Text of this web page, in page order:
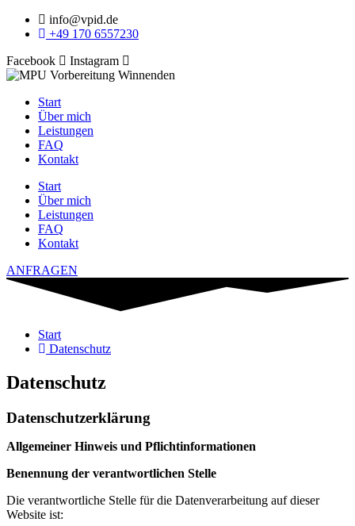
info@vpid.de
+49 170 6557230
Facebook
Instagram
Start
Über mich
Leistungen
FAQ
Kontakt
Start
Über mich
Leistungen
FAQ
Kontakt
ANFRAGEN
Start
Datenschutz
Datenschutz
Datenschutzerklärung
Allgemeiner Hinweis und Pflichtinformationen
Benennung der verantwortlichen Stelle
Die verantwortliche Stelle für die Datenverarbeitung auf dieser
Website ist: